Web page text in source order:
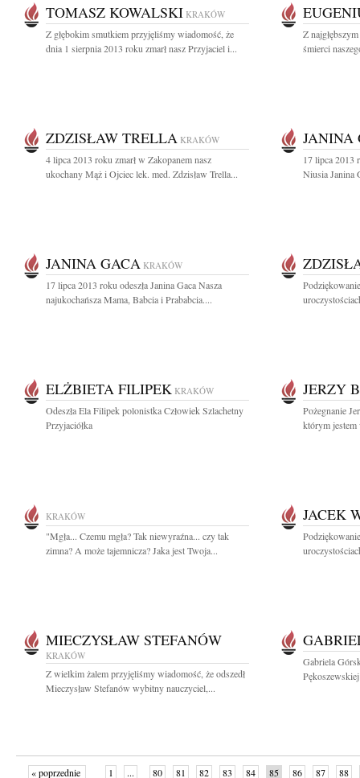
TOMASZ KOWALSKI KRAKÓW
Z głębokim smutkiem przyjęliśmy wiadomość, że
dnia 1 sierpnia 2013 roku zmarł nasz Przyjaciel i...
Z
śmierci
ZDZISŁAW TRELLA KRAKÓW
4 lipca 2013 roku zmarł w Zakopanem nasz
ukochany Mąż i Ojciec lek. med. Zdzisław Trella...
JANINA
17 lipca 2013
Niusia Janina
JANINA GACA KRAKÓW
17 lipca 2013 roku odeszła Janina Gaca Nasza
najukochańsza Mama, Babcia i Prababcia....
ELŻBIETA FILIPEK KRAKÓW
Odeszła Ela Filipek polonistka Człowiek Szlachetny
Przyjaciółka
JERZY
Pożegnanie
którym jestem
KRAKÓW
"Mgła... Czemu mgła? Tak niewyraźna... czy tak
zimna? A może tajemnicza? Jaka jest Twoja...
JACEK
MIECZYSŁAW STEFANÓW
KRAKÓW
Z wielkim żalem przyjęliśmy wiadomość, że odszedł
Mieczysław Stefanów wybitny nauczyciel,...
Gabriela
« poprzednie 1 ... 80 81 82 83 84 85 86 87 88